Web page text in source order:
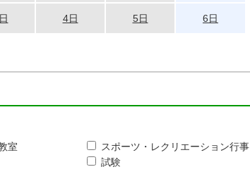
4日 5日 6日
室
スポーツ・レクリエーション行事
試験